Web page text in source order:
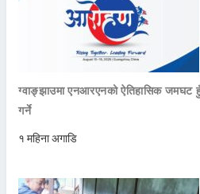
ग्वाङ्झाउमा एनआरएनको ऐतिहासिक जमघट
गर्ने
१ महिना अगाडि